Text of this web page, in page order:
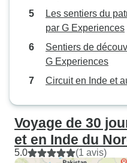
Les sentiers du
par G Experiences
Sentiers de
G Experiences
Circuit en Inde et
Voyage de 30
et en Inde du
5.0 (1 avis)